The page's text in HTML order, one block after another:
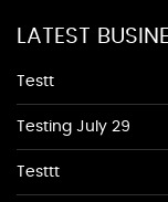
LATEST
Testt
Testing July 29
Testtt